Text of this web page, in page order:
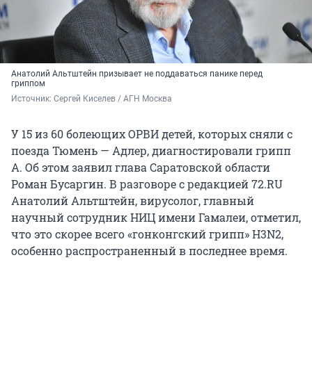
Анатолий Альтштейн призывает не поддаваться панике перед
гриппом
Источник: Сергей Киселев / АГН Москва
У 15 из 60 болеющих ОРВИ детей, которых сняли с
поезда Тюмень — Адлер, диагностировали грипп
А. Об этом заявил глава Саратовской области
Роман Бусаргин. В разговоре с редакцией 72.RU
Анатолий Альтштейн, вирусолог, главный
научный сотрудник НИЦ имени Гамалеи, отметил,
что это скорее всего «гонконгский грипп» H3N2,
особенно распространенный в последнее время.